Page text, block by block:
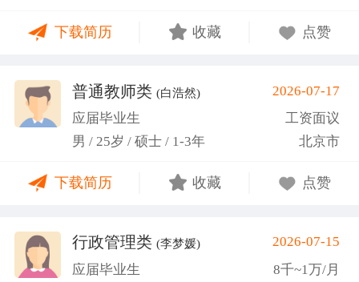
下载简历 收藏 点赞
普通教师类 (白浩然)
2026-07-17
应届毕业生
工资面议
男 / 25岁 / 硕士 / 1-3年
北京市
下载简历 收藏 点赞
行政管理类 (李梦媛)
2026-07-15
应届毕业生
8千~1万/月